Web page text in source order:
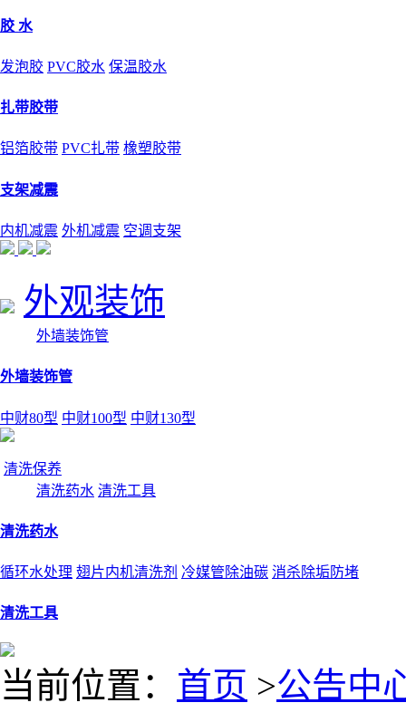
胶 水
发泡胶 PVC胶水 保温胶水
扎带胶带
铝箔胶带 PVC扎带 橡塑胶带
支架减震
内机减震 外机减震 空调支架
外观装饰
外墙装饰管
外墙装饰管
中财80型 中财100型 中财130型
清洗保养
清洗药水 清洗工具
清洗药水
循环水处理 翅片内机清洗剂 冷媒管除油碳 消杀除垢防堵
清洗工具
当前位置： 首页 >公告中